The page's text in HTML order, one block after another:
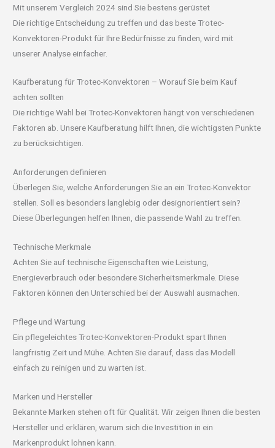
Mit unserem Vergleich 2024 sind Sie bestens gerüstet
Die richtige Entscheidung zu treffen und das beste Trotec-
Konvektoren-Produkt für Ihre Bedürfnisse zu finden, wird mit
unserer Analyse einfacher.
Kaufberatung für Trotec-Konvektoren – Worauf Sie beim Kauf
achten sollten
Die richtige Wahl bei Trotec-Konvektoren hängt von verschiedenen
Faktoren ab. Unsere Kaufberatung hilft Ihnen, die wichtigsten Punkte
zu berücksichtigen.
Anforderungen definieren
Überlegen Sie, welche Anforderungen Sie an ein Trotec-Konvektor
stellen. Soll es besonders langlebig oder designorientiert sein?
Diese Überlegungen helfen Ihnen, die passende Wahl zu treffen.
Technische Merkmale
Achten Sie auf technische Eigenschaften wie Leistung,
Energieverbrauch oder besondere Sicherheitsmerkmale. Diese
Faktoren können den Unterschied bei der Auswahl ausmachen.
Pflege und Wartung
Ein pflegeleichtes Trotec-Konvektoren-Produkt spart Ihnen
langfristig Zeit und Mühe. Achten Sie darauf, dass das Modell
einfach zu reinigen und zu warten ist.
Marken und Hersteller
Bekannte Marken stehen oft für Qualität. Wir zeigen Ihnen die besten
Hersteller und erklären, warum sich die Investition in ein
Markenprodukt lohnen kann.